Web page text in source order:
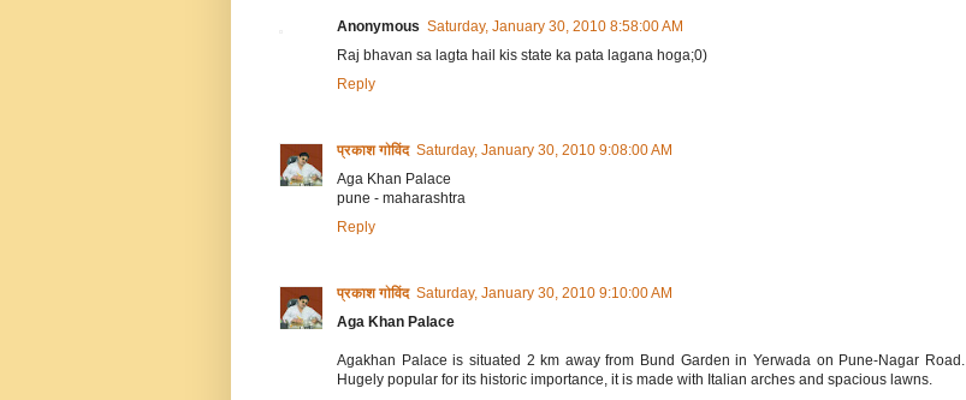
Anonymous Saturday, January 30, 2010 8:58:00 AM
Raj bhavan sa lagta hail kis state ka pata lagana hoga;0)
Reply
प्रकाश गोविंद Saturday, January 30, 2010 9:08:00 AM
Aga Khan Palace
pune - maharashtra
Reply
प्रकाश गोविंद Saturday, January 30, 2010 9:10:00 AM
Aga Khan Palace
Agakhan Palace is situated 2 km away from Bund Garden in Yerwada on Pune-Nagar Road.
Hugely popular for its historic importance, it is made with Italian arches and spacious lawns.